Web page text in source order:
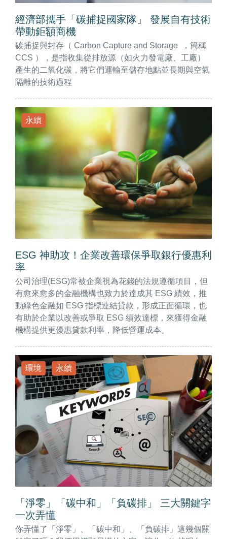
經濟部攜手「碳捕捉國家隊」 發展自有技術
帶動鉅額商機
碳捕捉與封存（ Carbon Capture and Storage ，簡稱
CCS ），是指收集從排放源（如火力發電廠、工廠）
產生的二氧化碳，將它們運輸至儲存地點並長期與空氣
隔離的技術過程
永續
ESG 神助攻！企業改善環保爭取銀行優惠利
率
公司治理(ESG)常被企業視為花錢的法規遵循項目，但
有愈來愈多的金融機構也致力於達成其 ESG 績效，推
動綠色金融如 ESG 指標連結貸款，形成正面循環，也
有助於企業以改善或爭取 ESG 績效達標，來獲得金融
機構提供更優惠貸款利率，降低營運成本。
環境 永續
「淨零」「碳中和」「負碳排」 三大關鍵字
一次弄懂
你弄懂了「淨零」、「碳中和」、「負碳排」這幾個關